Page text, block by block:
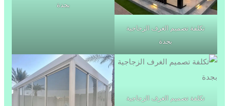
تكلفة تصميم الغرف الزجاجية
بجدة
بجدة
تكلفة تصميم الغرف الزجاجية